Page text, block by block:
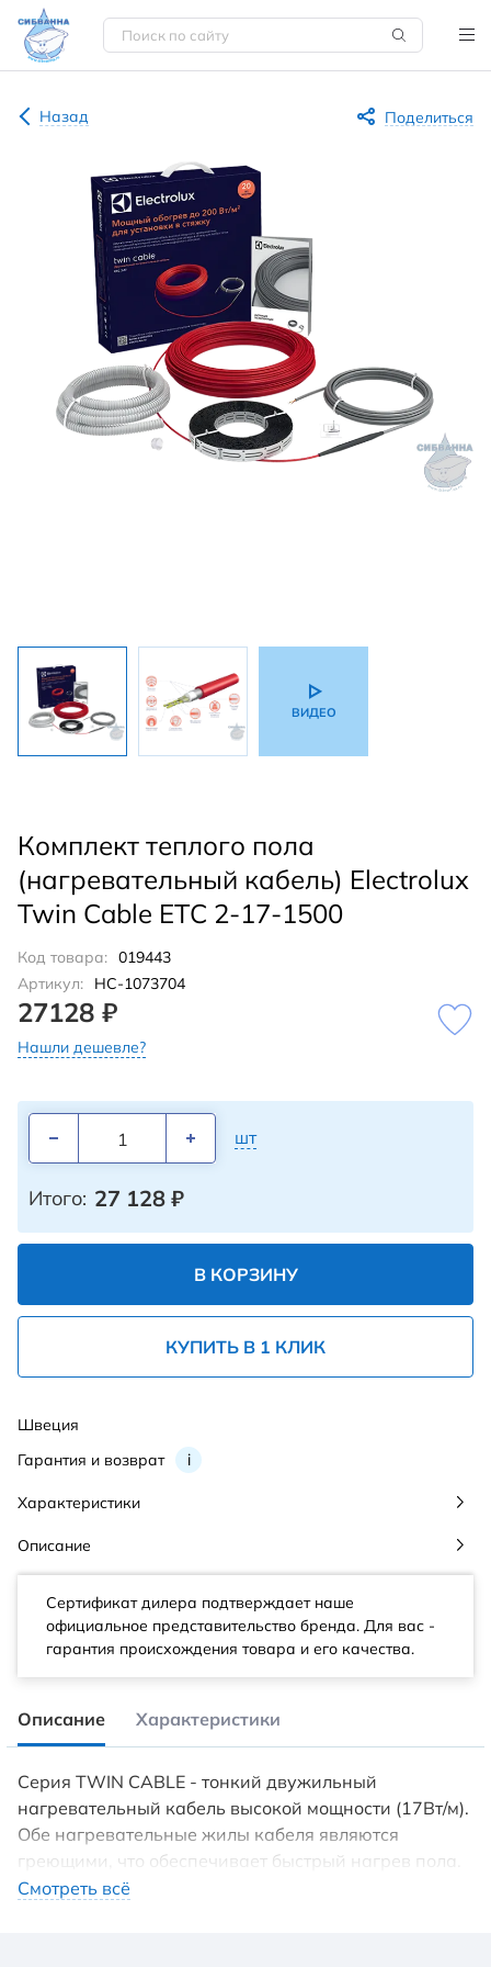
Назад Поделиться
ВИДЕО
Комплект теплого пола
(нагревательный кабель) Electrolux
Twin Cable ETC 2-17-1500
Код товара: 019443
Артикул:
НС-1073704
27128 ₽
Нашли дешевле?
шт
Итого: 27 128 ₽
В КОРЗИНУ
КУПИТЬ В 1 КЛИК
Гарантия и возврат i
Швеция
Характеристики
Описание
Сертификат дилера подтверждает наше
официальное представительство бренда. Для вас -
гарантия происхождения товара и его качества.
Описание Характеристики
Серия TWIN CABLE - тонкий двужильный
нагревательный кабель высокой мощности (17Вт/м).
Обе нагревательные жилы кабеля являются
греющими, что обеспечивает быстрый нагрев пола.
Тонкая герметичная муфта позволяет сократить
Смотреть всё